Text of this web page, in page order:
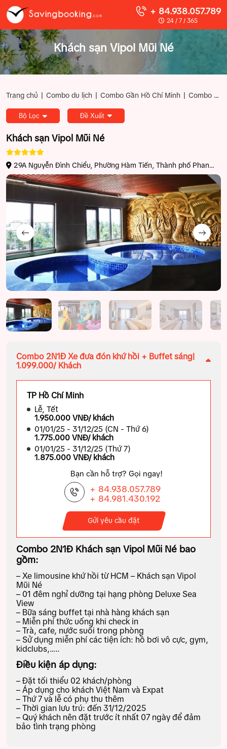
+ 84.938.057.789
24 / 7 / 365
Khách sạn Vipol Mũi Né
Trang chủ | Combo du lịch | Combo Gần Hồ Chí Minh | Combo Phan Thiết Mũi Né
Bộ Lọc Đề Xuất
Khách sạn Vipol Mũi Né
29A Nguyễn Đình Chiểu, Phường Hàm Tiến, Thành phố Phan
Thiết, Bình Thuận, Việt Nam
Combo 2N1Đ Xe đưa đón khứ hồi + Buffet sáng|
1.099.000/ Khách
TP Hồ Chí Minh
Lễ, Tết
1.950.000 VNĐ/ khách
01/01/25 - 31/12/25 (CN - Thứ 6)
1.775.000 VNĐ/ khách
01/01/25 - 31/12/25 (Thứ 7)
1.875.000 VNĐ/ khách
Bạn cần hỗ trợ? Gọi ngay!
+ 84.938.057.789
+ 84.981.430.192
Gửi yêu cầu đặt
Combo 2N1Đ Khách sạn Vipol Mũi Né bao
gồm:
– Xe limousine khứ hồi từ HCM – Khách sạn Vipol
Mũi Né
– 01 đêm nghỉ dưỡng tại hạng phòng Deluxe Sea
View
– Bữa sáng buffet tại nhà hàng khách sạn
– Miễn phí thức uống khi check in
– Trà, cafe, nước suối trong phòng
– Sử dụng miễn phí các tiện ích: hồ bơi vô cực, gym,
kidclubs,…..
Điều kiện áp dụng:
– Đặt tối thiểu 02 khách/phòng
– Áp dụng cho khách Việt Nam và Expat
– Thứ 7 và lễ có phụ thu thêm
– Thời gian lưu trú: đến 31/12/2025
– Quý khách nên đặt trước ít nhất 07 ngày để đảm
bảo tình trạng phòng